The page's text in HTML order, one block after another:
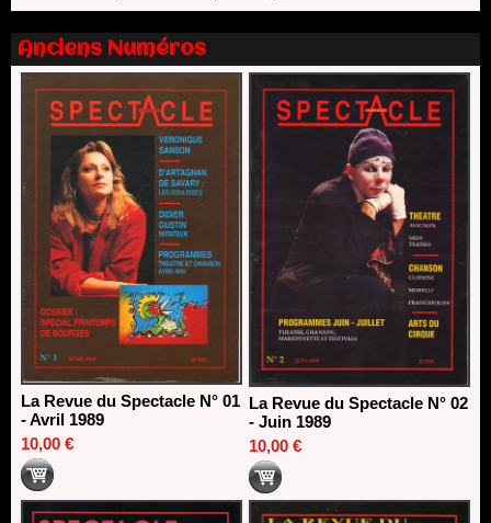
direction du Théâtre de Gennevilliers - CDN
13/06/2026
Dispositif SACD Auteurs d'espaces : les lauréats 2026
18/03/2026
Anciens Numéros
La Revue du Spectacle N° 01
- Avril 1989
10,00 €
La Revue du Spectacle N° 02
- Juin 1989
10,00 €